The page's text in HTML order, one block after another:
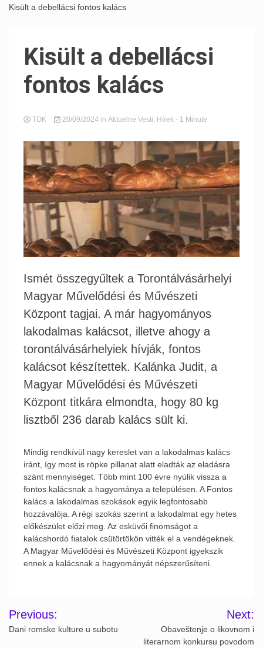
Kisült a debellácsi fontos kalács
Kisült a debellácsi
fontos kalács
TOK 20/09/2024 in Aktuelne Vesti, Hírek - 1 Minute
Ismét összegyűltek a Torontálvásárhelyi
Magyar Művelődési és Művészeti
Központ tagjai. A már hagyományos
lakodalmas kalácsot, illetve ahogy a
torontálvásárhelyiek hívják, fontos
kalácsot készítettek. Kalánka Judit, a
Magyar Művelődési és Művészeti
Központ titkára elmondta, hogy 80 kg
lisztből 236 darab kalács sült ki.
Mindig rendkívül nagy kereslet van a lakodalmas kalács
iránt, így most is röpke pillanat alatt eladták az eladásra
szánt mennyiséget. Több mint 100 évre nyúlik vissza a
fontos kalácsnak a hagyománya a településen. A Fontos
kalács a lakodalmas szokások egyik legfontosabb
hozzávalója. A régi szokás szerint a lakodalmat egy hetes
előkészület előzi meg. Az esküvői finomságot a
kalácshordó fiatalok csütörtökön vitték el a vendégeknek.
A Magyar Művelődési és Művészeti Központ igyekszik
ennek a kalácsnak a hagyományát népszerűsíteni.
Post
navigation
Previous:
Dani romske kulture u subotu
Next:
Obaveštenje o likovnom i
literarnom konkursu povodom